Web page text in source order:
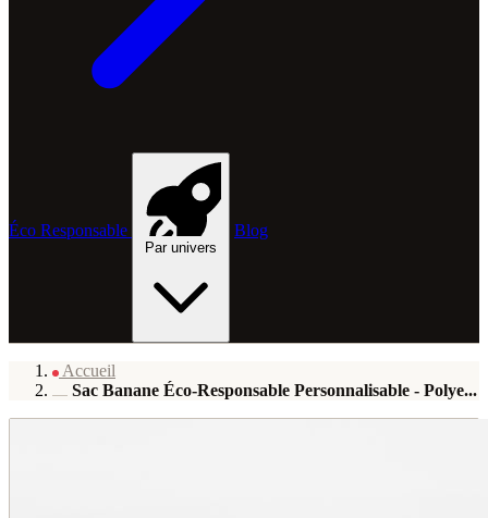
Éco Responsable
Par univers
Blog
Accueil
Sac Banane Éco-Responsable Personnalisable - Polye...